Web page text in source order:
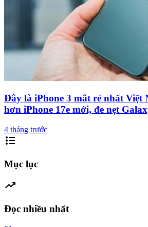
Đây là iPhone 3 mắt rẻ nhất Việt
hơn iPhone 17e mới, đe nẹt
4 tháng trước
format_list_bulleted
Mục lục
trending_up
Đọc nhiều nhất